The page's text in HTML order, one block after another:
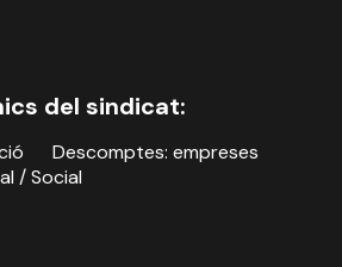
del sindicat:
Descomptes: empreses
/ Social